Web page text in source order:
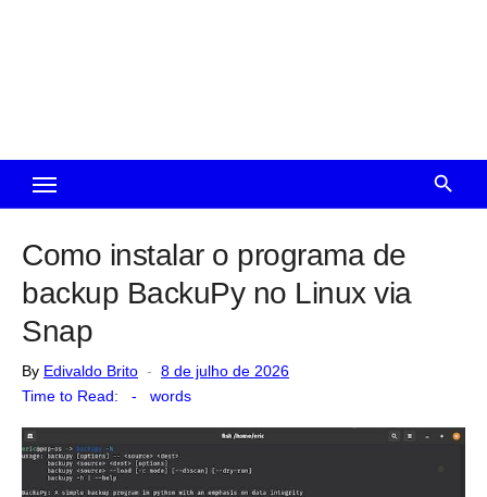
Como instalar o programa de
backup BackuPy no Linux via
Snap
By Edivaldo Brito
Posted
8 de julho de 2026
Time to Read:
- words